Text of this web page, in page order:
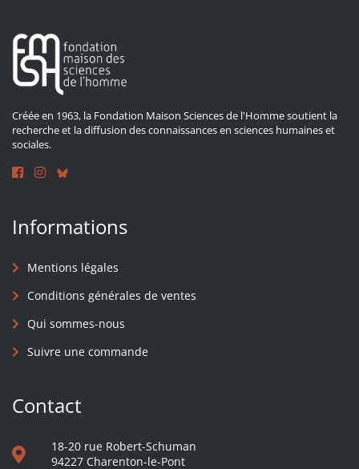
Créée en 1963, la Fondation Maison Sciences de l'Homme soutient la
recherche et la diffusion des connaissances en sciences humaines et
sociales.
Informations
Mentions légales
Conditions générales de ventes
Qui sommes-nous
Suivre une commande
Contact
18-20 rue Robert-Schuman
94227 Charenton-le-Pont